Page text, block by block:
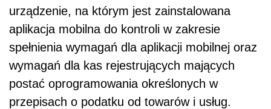
urządzenie, na którym jest zainstalowana
aplikacja mobilna do kontroli w zakresie
spełnienia wymagań dla aplikacji mobilnej oraz
wymagań dla kas rejestrujących mających
postać oprogramowania określonych w
przepisach o podatku od towarów i usług.